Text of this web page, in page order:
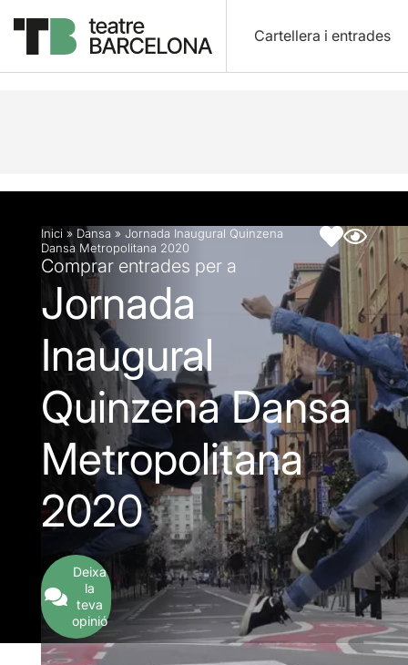
Cartellera i entrades
Descripció Fitxa artística Fotos i vídeos
Inici » Dansa » Jornada Inaugural Quinzena
Dansa Metropolitana 2020
Comprar entrades per a
Jornada
Inaugural
Quinzena Dansa
Metropolitana
2020
Deixa
la
teva
opinió